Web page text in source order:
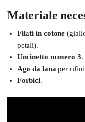
Materiale
Filati in cotone
petali).
Uncinetto numero 3.
Ago da lana per
Forbici.